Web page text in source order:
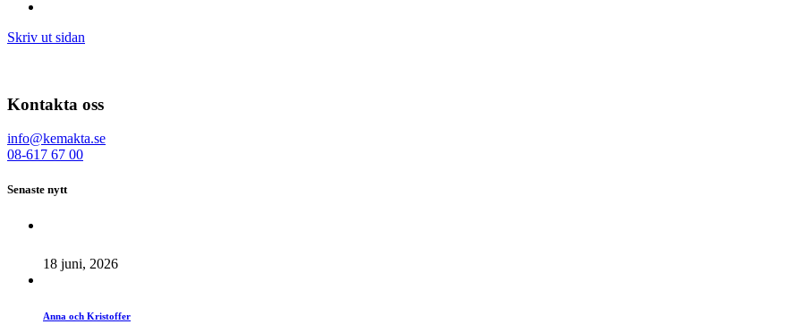
Skriv ut sidan
Kontakta oss
info@kemakta.se
08-617 67 00
Senaste nytt
18 juni, 2026
Anna och Kristoffer